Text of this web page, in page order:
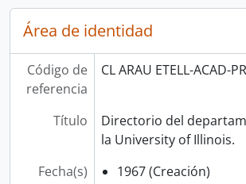
Área de identidad
Código de
referencia
CL ARAU ETELL-ACAD-
Título
Directorio del
la University of Illinois.
Fecha(s)
1967 (Creación)